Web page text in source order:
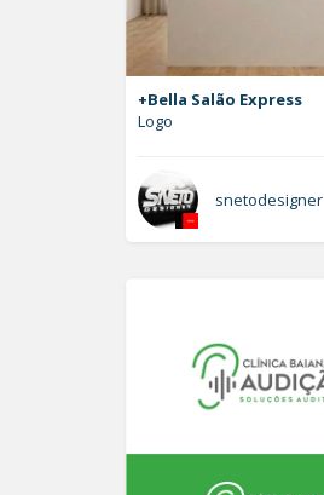
+Bella Salão Express
Logo
snetodesigner